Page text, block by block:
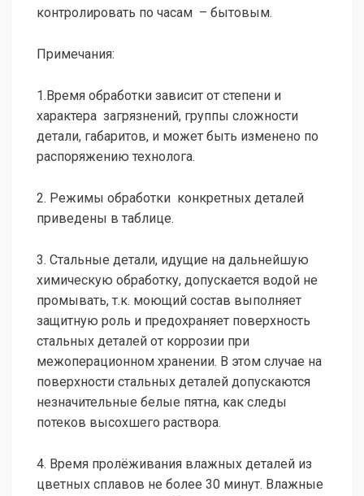
контролировать по часам – бытовым.
Примечания:
1.Время обработки зависит от степени и
характера загрязнений, группы сложности
детали, габаритов, и может быть изменено по
распоряжению технолога.
2. Режимы обработки конкретных деталей
приведены в таблице.
3. Стальные детали, идущие на дальнейшую
химическую обработку, допускается водой не
промывать, т.к. моющий состав выполняет
защитную роль и предохраняет поверхность
стальных деталей от коррозии при
межоперационном хранении. В этом случае на
поверхности стальных деталей допускаются
незначительные белые пятна, как следы
потеков высохшего раствора.
4. Время пролёживания влажных деталей из
цветных сплавов не более 30 минут. Влажные